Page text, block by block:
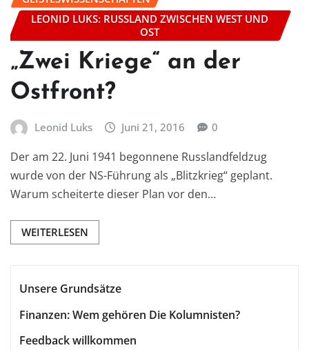
LEONID LUKS: RUSSLAND ZWISCHEN WEST UND
OST
„Zwei Kriege“ an der
Ostfront?
Leonid Luks Juni 21, 2016 0
Der am 22. Juni 1941 begonnene Russlandfeldzug
wurde von der NS-Führung als „Blitzkrieg“ geplant.
Warum scheiterte dieser Plan vor den…
WEITERLESEN
Unsere Grundsätze
Finanzen: Wem gehören Die Kolumnisten?
Feedback willkommen